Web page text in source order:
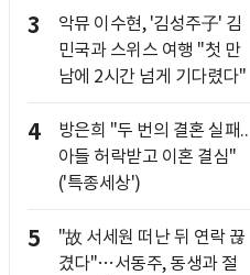
3
악뮤 이수현, '김성주子' 김
민국과 스위스 여행 "첫 만
남에 2시간 넘게 기다렸다"
4
방은희 "두 번의 결혼 실패..
아들 허락받고 이혼 결심"
('특종세상')
5
"故 서세원 떠난 뒤 연락 끊
겼다"…서동주, 동생과 절